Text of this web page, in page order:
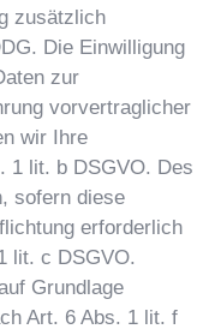
zusätzlich
Die Einwilligung
zur
vorvertraglicher
wir Ihre
1 lit. b DSGVO. Des
sofern diese
erforderlich
lit. c DSGVO.
Grundlage
Art. 6 Abs. 1 lit. f